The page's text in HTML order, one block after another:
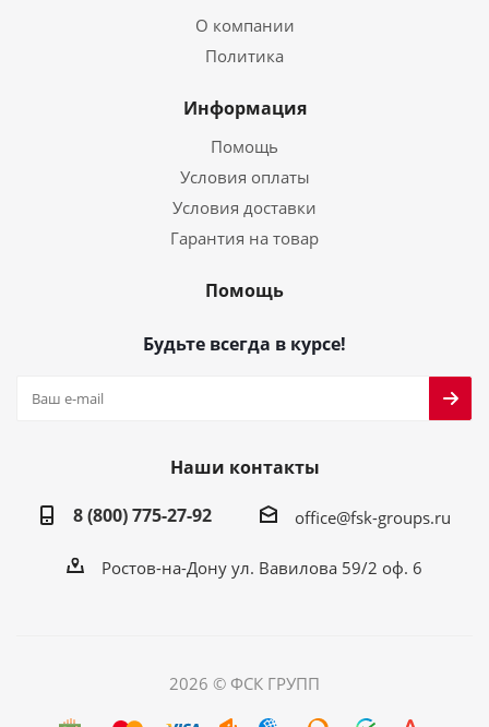
О компании
Политика
Информация
Помощь
Условия оплаты
Условия доставки
Гарантия на товар
Помощь
Будьте всегда в курсе!
Наши контакты
8 (800) 775-27-92
office@fsk-groups.ru
Ростов-на-Дону ул. Вавилова 59/2 оф. 6
2026 © ФСК ГРУПП